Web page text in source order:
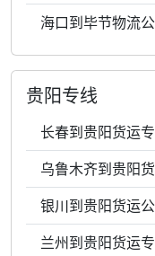
海口到毕节物流
贵阳专线
长春到贵阳货运
银川到贵阳货运
兰州到贵阳货运